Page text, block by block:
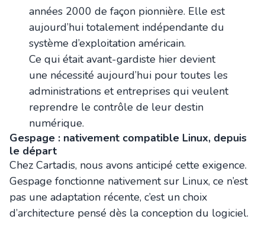
années 2000 de façon pionnière. Elle est
aujourd’hui totalement indépendante du
système d’exploitation américain.
Ce qui était avant-gardiste hier devient
une nécessité aujourd’hui pour toutes les
administrations et entreprises qui veulent
reprendre le contrôle de leur destin
numérique.
Gespage : nativement compatible Linux, depuis
le départ
Chez Cartadis, nous avons anticipé cette exigence.
Gespage fonctionne nativement sur Linux, ce n’est
pas une adaptation récente, c’est un choix
d’architecture pensé dès la conception du logiciel.